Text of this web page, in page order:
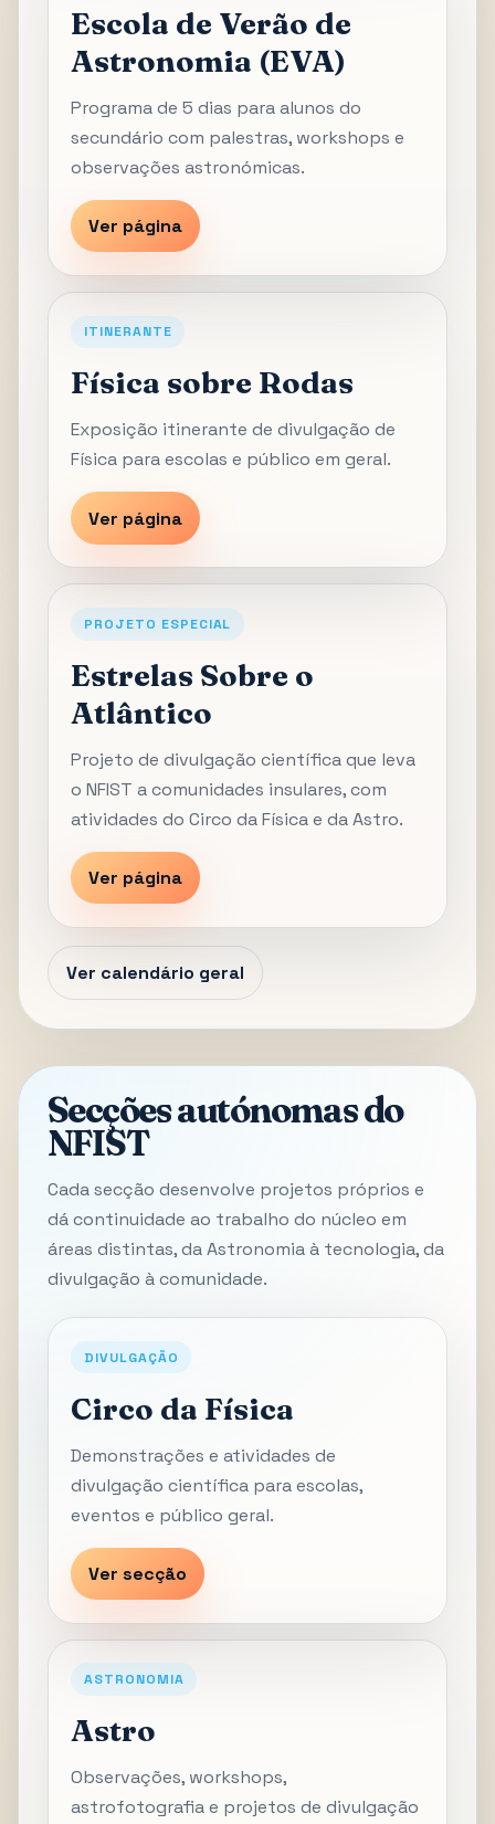
Escola de Verão de
Astronomia (EVA)
Programa de 5 dias para alunos do
secundário com palestras, workshops e
observações astronómicas.
Ver página
ITINERANTE
Física sobre Rodas
Exposição itinerante de divulgação de
Física para escolas e público em geral.
Ver página
PROJETO ESPECIAL
Estrelas Sobre o
Atlântico
Projeto de divulgação científica que leva
o NFIST a comunidades insulares, com
atividades do Circo da Física e da Astro.
Ver página
Ver calendário geral
Secções autónomas do
NFIST
Cada secção desenvolve projetos próprios e
dá continuidade ao trabalho do núcleo em
áreas distintas, da Astronomia à tecnologia, da
divulgação à comunidade.
DIVULGAÇÃO
Circo da Física
Demonstrações e atividades de
divulgação científica para escolas,
eventos e público geral.
Ver secção
ASTRONOMIA
Astro
Observações, workshops,
astrofotografia e projetos de divulgação